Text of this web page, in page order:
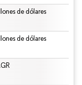
de dólares
de dólares